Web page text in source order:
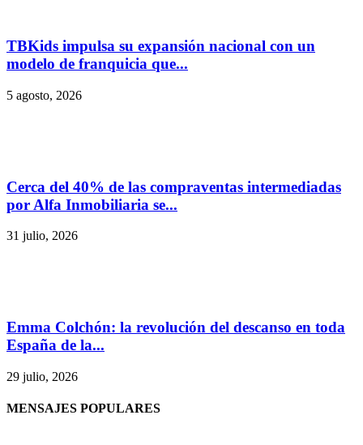
TBKids impulsa su expansión nacional con un
modelo de franquicia que...
5 agosto, 2026
Cerca del 40% de las compraventas intermediadas
por Alfa Inmobiliaria se...
31 julio, 2026
Emma Colchón: la revolución del descanso en toda
España de la...
29 julio, 2026
MENSAJES POPULARES